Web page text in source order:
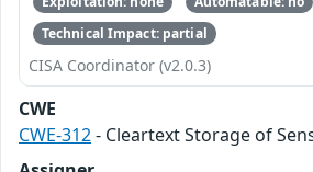
Technical Impact: partial
CISA Coordinator (v2.0.3)
CWE
CWE-312- Cleartext Storage of